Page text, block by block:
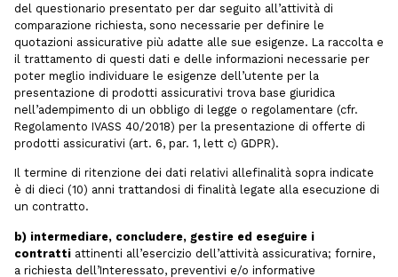
del questionario presentato per dar seguito all’attività di
comparazione richiesta, sono necessarie per definire le
quotazioni assicurative più adatte alle sue esigenze. La raccolta e
il trattamento di questi dati e delle informazioni necessarie per
poter meglio individuare le esigenze dell’utente per la
presentazione di prodotti assicurativi trova base giuridica
nell’adempimento di un obbligo di legge o regolamentare (cfr.
Regolamento IVASS 40/2018) per la presentazione di offerte di
prodotti assicurativi (art. 6, par. 1, lett c) GDPR).
Il termine di ritenzione dei dati relativi allefinalità sopra indicate
è di dieci (10) anni trattandosi di finalità legate alla esecuzione di
un contratto.
b) intermediare, concludere, gestire ed eseguire i
contratti attinenti all’esercizio dell’attività assicurativa; fornire,
a richiesta dell’Interessato, preventivi e/o informative